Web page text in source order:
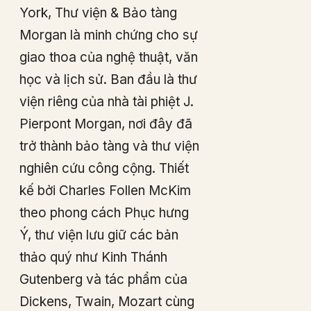
York, Thư viện & Bảo tàng
Morgan là minh chứng cho sự
giao thoa của nghệ thuật, văn
học và lịch sử. Ban đầu là thư
viện riêng của nhà tài phiệt J.
Pierpont Morgan, nơi đây đã
trở thành bảo tàng và thư viện
nghiên cứu công cộng. Thiết
kế bởi Charles Follen McKim
theo phong cách Phục hưng
Ý, thư viện lưu giữ các bản
thảo quý như Kinh Thánh
Gutenberg và tác phẩm của
Dickens, Twain, Mozart cùng